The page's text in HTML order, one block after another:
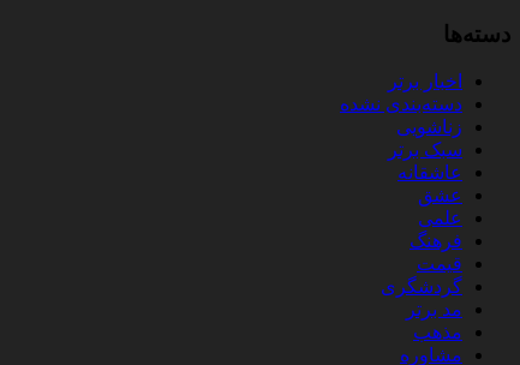
دسته‌ها
اخبار برتر
دسته‌بندی نشده
زناشویی
سبک برتر
عاشقانه
عشق
علمی
فرهنگ
قیمت
گردشگری
مد برتر
مذهب
مشاوره